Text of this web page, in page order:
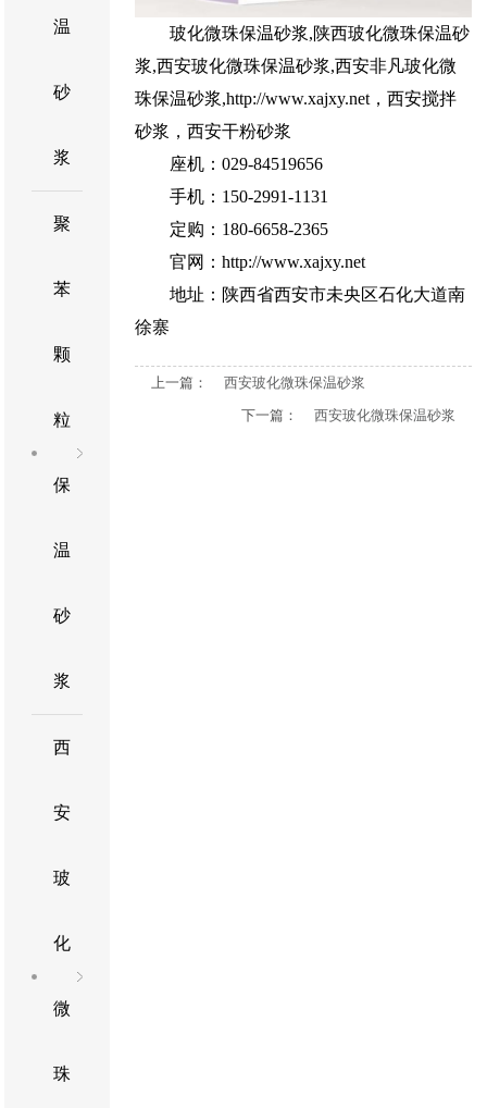
温
砂
浆
聚
苯
颗
粒
保
温
砂
浆
西
安
玻
化
微
珠
玻化微珠保温砂浆,陕西玻化微珠保温砂
浆,西安玻化微珠保温砂浆,西安非凡玻化微
珠保温砂浆,http://www.xajxy.net ，西安搅拌
砂浆，西安干粉砂浆
座机：029-84519656
手机：150-2991-1131
定购：180-6658-2365
官网：http://www.xajxy.net
地址：陕西省西安市未央区石化大道南
徐寨
上一篇：
西安玻化微珠保温砂浆
下一篇：
西安玻化微珠保温砂浆